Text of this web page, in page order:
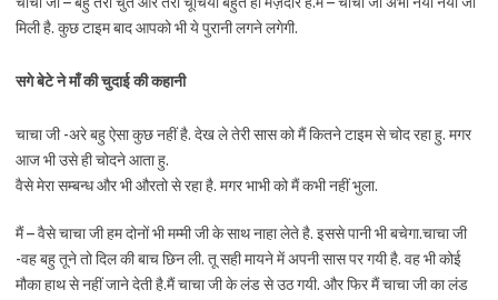
मिली है. कुछ टाइम बाद आपको भी ये पुरानी लगने लगेगी.
सगे बेटे ने माँ की चुदाई की कहानी
चाचा जी -अरे बहु ऐसा कुछ नहीं है. देख ले तेरी सास को मैं कितने टाइम से चोद रहा हु. मगर
आज भी उसे ही चोदने आता हु.
वैसे मेरा सम्बन्ध और भी औरतो से रहा है. मगर भाभी को मैं कभी नहीं भुला.
मैं – वैसे चाचा जी हम दोनों भी मम्मी जी के साथ नाहा लेते है. इससे पानी भी बचेगा.चाचा जी
-वह बहु तूने तो दिल की बाच छिन ली. तू सही मायने में अपनी सास पर गयी है. वह भी कोई
मौका हाथ से नहीं जाने देती है.मैं चाचा जी के लंड से उठ गयी. और फिर मैं चाचा जी का लंड